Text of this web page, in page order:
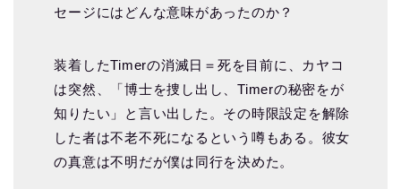
セージにはどんな意味があったのか？
装着したTimerの消滅日＝死を目前に、カヤコ
は突然、「博士を捜し出し、Timerの秘密をが
知りたい」と言い出した。その時限設定を解除
した者は不老不死になるという噂もある。彼女
の真意は不明だが僕は同行を決めた。